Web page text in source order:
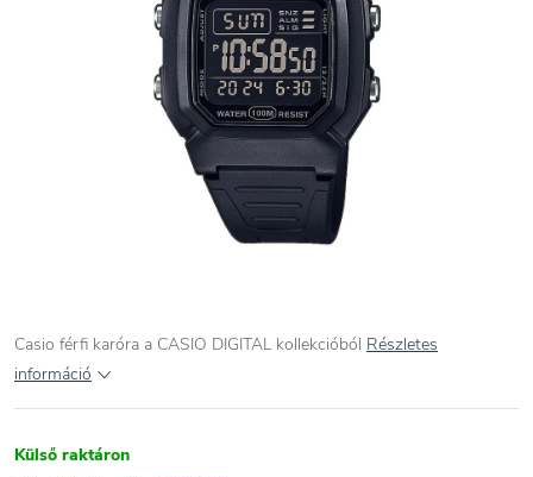
Casio férfi karóra a CASIO DIGITAL kollekcióból Részletes
információ
Külső raktáron